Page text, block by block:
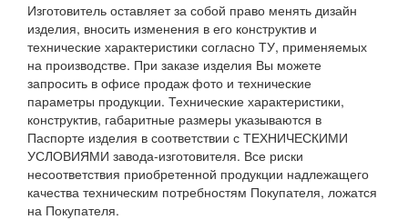
Изготовитель оставляет за собой право менять дизайн
изделия, вносить изменения в его конструктив и
технические характеристики согласно ТУ, применяемых
на производстве. При заказе изделия Вы можете
запросить в офисе продаж фото и технические
параметры продукции. Технические характеристики,
конструктив, габаритные размеры указываются в
Паспорте изделия в соответствии с ТЕХНИЧЕСКИМИ
УСЛОВИЯМИ завода-изготовителя. Все риски
несоответствия приобретенной продукции надлежащего
качества техническим потребностям Покупателя, ложатся
на Покупателя.